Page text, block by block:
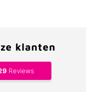
klanten